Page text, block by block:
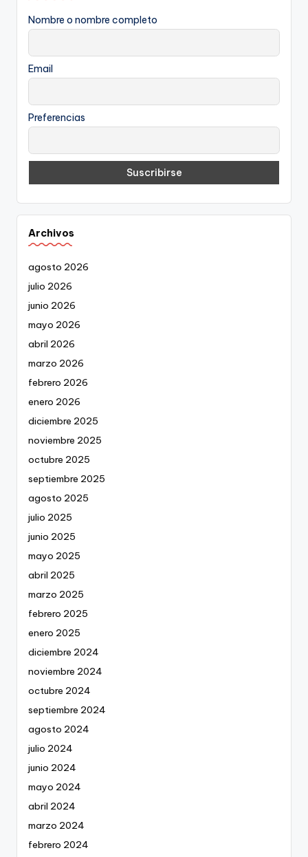
Nombre o nombre completo
Email
Preferencias
Archivos
agosto 2026
julio 2026
junio 2026
mayo 2026
abril 2026
marzo 2026
febrero 2026
enero 2026
diciembre 2025
noviembre 2025
octubre 2025
septiembre 2025
agosto 2025
julio 2025
junio 2025
mayo 2025
abril 2025
marzo 2025
febrero 2025
enero 2025
diciembre 2024
noviembre 2024
octubre 2024
septiembre 2024
agosto 2024
julio 2024
junio 2024
mayo 2024
abril 2024
marzo 2024
febrero 2024